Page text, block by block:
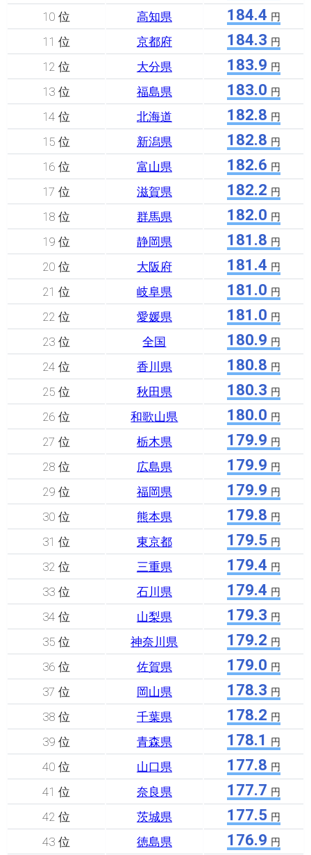
10 位 高知県 184.4 円
11 位 京都府 184.3 円
12 位 大分県 183.9 円
13 位 福島県 183.0 円
14 位 北海道 182.8 円
15 位 新潟県 182.8 円
16 位 富山県 182.6 円
17 位 滋賀県 182.2 円
18 位 群馬県 182.0 円
19 位 静岡県 181.8 円
20 位 大阪府 181.4 円
21 位 岐阜県 181.0 円
22 位 愛媛県 181.0 円
23 位 全国 180.9 円
24 位 香川県 180.8 円
25 位 秋田県 180.3 円
26 位 和歌山県 180.0 円
27 位 栃木県 179.9 円
28 位 広島県 179.9 円
29 位 福岡県 179.9 円
30 位 熊本県 179.8 円
31 位 東京都 179.5 円
32 位 三重県 179.4 円
33 位 石川県 179.4 円
34 位 山梨県 179.3 円
35 位 神奈川県 179.2 円
36 位 佐賀県 179.0 円
37 位 岡山県 178.3 円
38 位 千葉県 178.2 円
39 位 青森県 178.1 円
40 位 山口県 177.8 円
41 位 奈良県 177.7 円
42 位 茨城県 177.5 円
43 位 徳島県 176.9 円